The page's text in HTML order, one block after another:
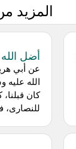
المزيد
أضل
عن أبي
الله
كان
للنصارى،